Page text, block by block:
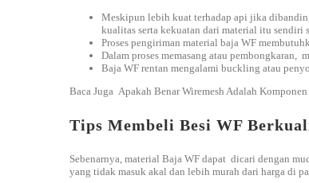
Meskipun lebih kuat terhadap api jika
kualitas serta kekuatan dari material itu
Proses pengiriman material baja WF
Dalam proses memasang atau
Baja WF rentan mengalami buckling atau
Baca Juga Apakah Benar Wiremesh Adalah
Tips Membeli Besi WF
Sebenarnya, material Baja WF dapat dicari dengan
yang tidak masuk akal dan lebih murah dari harga di